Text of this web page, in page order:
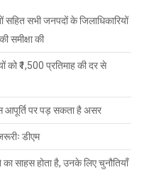
सभी जनपदों के जिलाधिकारियों
समीक्षा की
को ₹1,500 प्रतिमाह की दर से
आपूर्ति पर पड़ सकता है असर
डीएम
साहस होता है, उनके लिए चुनौतियाँ